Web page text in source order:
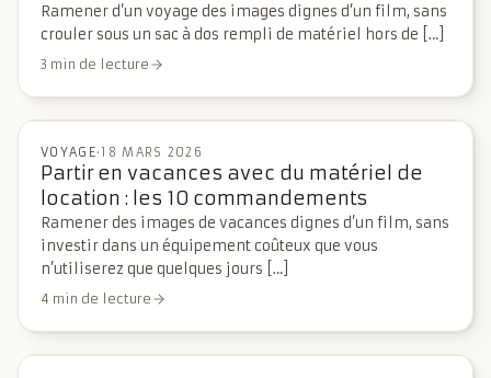
Ramener d’un voyage des images dignes d’un film, sans
crouler sous un sac à dos rempli de matériel hors de […]
3 min de lecture
VOYAGE·18 MARS 2026
Partir en vacances avec du matériel de
location : les 10 commandements
Ramener des images de vacances dignes d’un film, sans
investir dans un équipement coûteux que vous
n’utiliserez que quelques jours […]
4 min de lecture